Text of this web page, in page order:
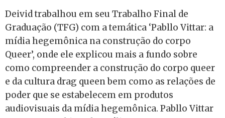
Deivid trabalhou em seu Trabalho Final de
Graduação (TFG) com a temática ‘Pabllo Vittar: a
mídia hegemônica na construção do corpo
Queer’, onde ele explicou mais a fundo sobre
como compreender a construção do corpo queer
e da cultura drag queen bem como as relações de
poder que se estabelecem em produtos
audiovisuais da mídia hegemônica. Pabllo Vittar